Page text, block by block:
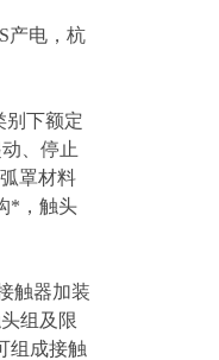
产电，杭
别下额定
、停止
罩材料
*，触头
触器加装
组及限
组成接触